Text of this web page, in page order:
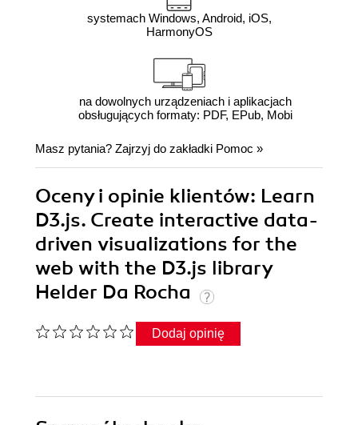
systemach Windows, Android, iOS,
HarmonyOS
na dowolnych urządzeniach i aplikacjach
obsługujących formaty: PDF, EPub, Mobi
Masz pytania? Zajrzyj do zakładki Pomoc »
Oceny i opinie klientów: Learn
D3.js. Create interactive data-
driven visualizations for the
web with the D3.js library
Helder Da Rocha
Dodaj opinię